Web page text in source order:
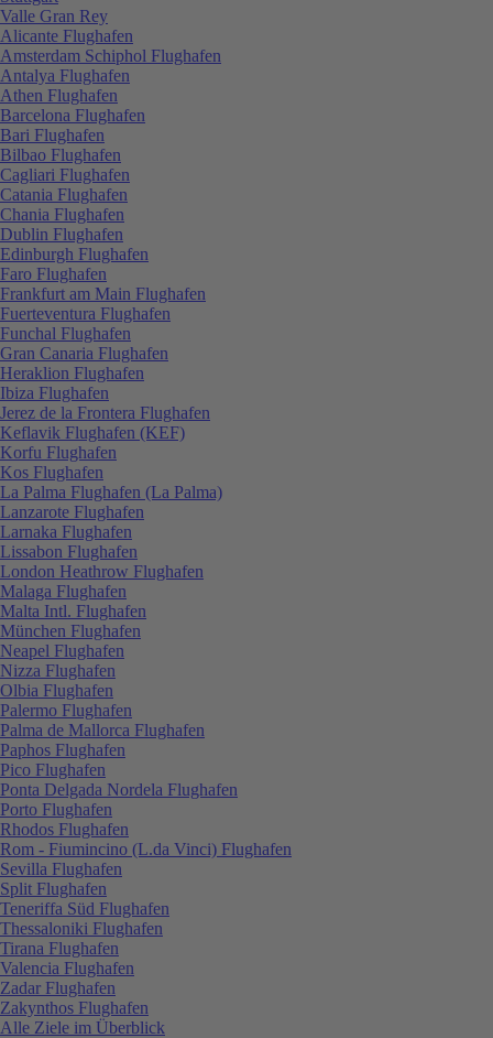
Valle Gran Rey
Alicante Flughafen
Amsterdam Schiphol Flughafen
Antalya Flughafen
Athen Flughafen
Barcelona Flughafen
Bari Flughafen
Bilbao Flughafen
Cagliari Flughafen
Catania Flughafen
Chania Flughafen
Dublin Flughafen
Edinburgh Flughafen
Faro Flughafen
Frankfurt am Main Flughafen
Fuerteventura Flughafen
Funchal Flughafen
Gran Canaria Flughafen
Heraklion Flughafen
Ibiza Flughafen
Jerez de la Frontera Flughafen
Keflavik Flughafen (KEF)
Korfu Flughafen
Kos Flughafen
La Palma Flughafen (La Palma)
Lanzarote Flughafen
Larnaka Flughafen
Lissabon Flughafen
London Heathrow Flughafen
Malaga Flughafen
Malta Intl. Flughafen
München Flughafen
Neapel Flughafen
Nizza Flughafen
Olbia Flughafen
Palermo Flughafen
Palma de Mallorca Flughafen
Paphos Flughafen
Pico Flughafen
Ponta Delgada Nordela Flughafen
Porto Flughafen
Rhodos Flughafen
Rom - Fiumincino (L.da Vinci) Flughafen
Sevilla Flughafen
Split Flughafen
Teneriffa Süd Flughafen
Thessaloniki Flughafen
Tirana Flughafen
Valencia Flughafen
Zadar Flughafen
Zakynthos Flughafen
Alle Ziele im Überblick